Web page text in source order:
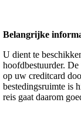
Belangrijke
U dient te
hoofdbestuurder.
op uw creditcard
bestedingsruimte is
reis gaat daarom